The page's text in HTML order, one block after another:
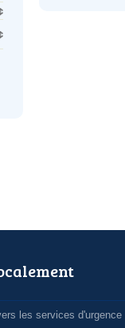
les services d'urgence